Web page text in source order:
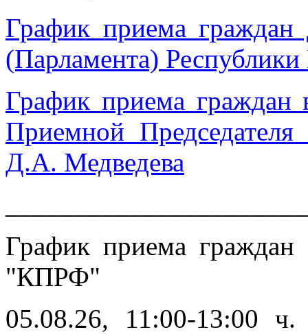
График приема граждан
(Парламента)
График приема граждан
Приемной
Д.А. Медведева
График приема
"КПРФ"
05.08.26, 11:00-13:00